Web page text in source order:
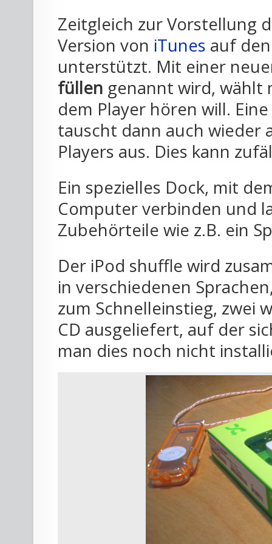
Zeitgleich zur Vorstellung
Version von iTunes auf
unterstützt. Mit einer
füllen genannt wird, wählt
dem Player hören will.
tauscht dann auch wieder
Players aus. Dies kann
Ein spezielles Dock, mit
Computer verbinden und
Zubehörteile wie z.B. ein
Der iPod shuffle wird
in verschiedenen
zum Schnelleinstieg, zwei
CD ausgeliefert, auf der
man dies noch nicht